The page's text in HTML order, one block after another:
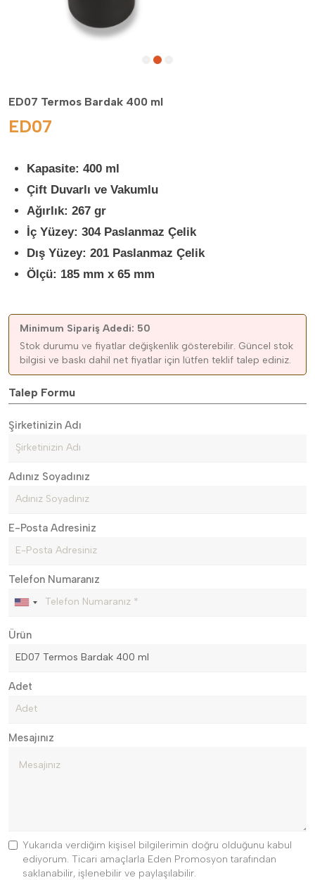
ED07 Termos Bardak 400 ml
ED07
Kapasite: 400 ml
Çift Duvarlı ve Vakumlu
Ağırlık: 267 gr
İç Yüzey: 304 Paslanmaz Çelik
Dış Yüzey: 201 Paslanmaz Çelik
Ölçü: 185 mm x 65 mm
Minimum Sipariş Adedi: 50
Stok durumu ve fiyatlar değişkenlik gösterebilir. Güncel stok
bilgisi ve baskı dahil net fiyatlar için lütfen teklif talep ediniz.
Talep Formu
Şirketinizin Adı
Adınız Soyadınız
E-Posta Adresiniz
Telefon Numaranız
Ürün
Adet
Mesajınız
Yukarıda verdiğim kişisel bilgilerimin doğru olduğunu kabul
ediyorum. Ticari amaçlarla Eden Promosyon tarafından
saklanabilir, işlenebilir ve paylaşılabilir.